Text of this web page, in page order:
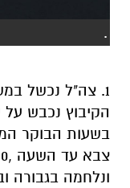
.
1. צה"ל נכשל
הקיבוץ נכבש
בשעות הבוקר
ונלחמה בגבורה